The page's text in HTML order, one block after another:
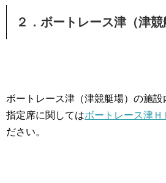
２．ボートレース津（津
ボートレース津（津競艇場）の施設
指定席に関してはボートレース津Ｈ
ださい。